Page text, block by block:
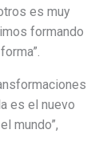
es muy
formando
es el nuevo
mundo”,